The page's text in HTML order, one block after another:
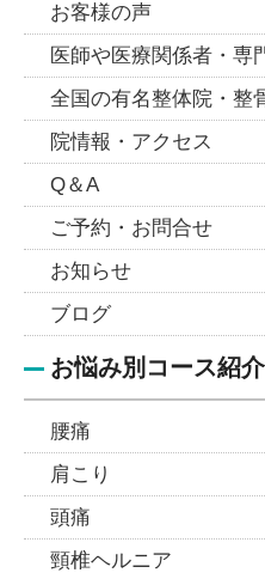
お客様の声
医師や医療関係者・専
全国の有名整体院・整
院情報・アクセス
Q＆A
ご予約・お問合せ
お知らせ
ブログ
お悩み別コース紹介
腰痛
肩こり
頭痛
頸椎ヘルニア